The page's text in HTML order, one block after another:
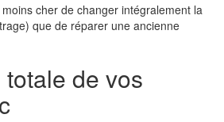
cher de changer intégralement la
que de réparer une ancienne
de vos